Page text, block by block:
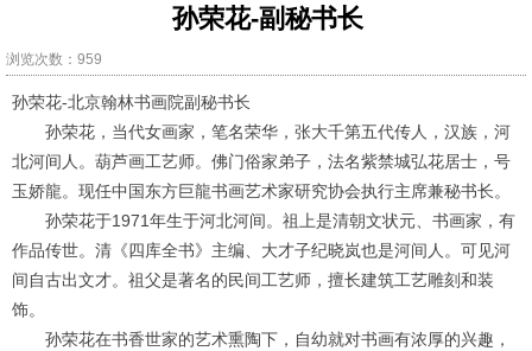
孙荣花-副秘书长
浏览次数：959
孙荣花-北京翰林书画院副秘书长
孙荣花，当代女画家，笔名荣华，张大千第五代传人，汉族，河
北河间人。葫芦画工艺师。佛门俗家弟子，法名紫禁城弘花居士，号
玉娇龍。现任中国东方巨龍书画艺术家研究协会执行主席兼秘书长。
孙荣花于1971年生于河北河间。祖上是清朝文状元、书画家，有
作品传世。清《四库全书》主编、大才子纪晓岚也是河间人。可见河
间自古出文才。祖父是著名的民间工艺师，擅长建筑工艺雕刻和装
饰。
孙荣花在书香世家的艺术熏陶下，自幼就对书画有浓厚的兴趣，